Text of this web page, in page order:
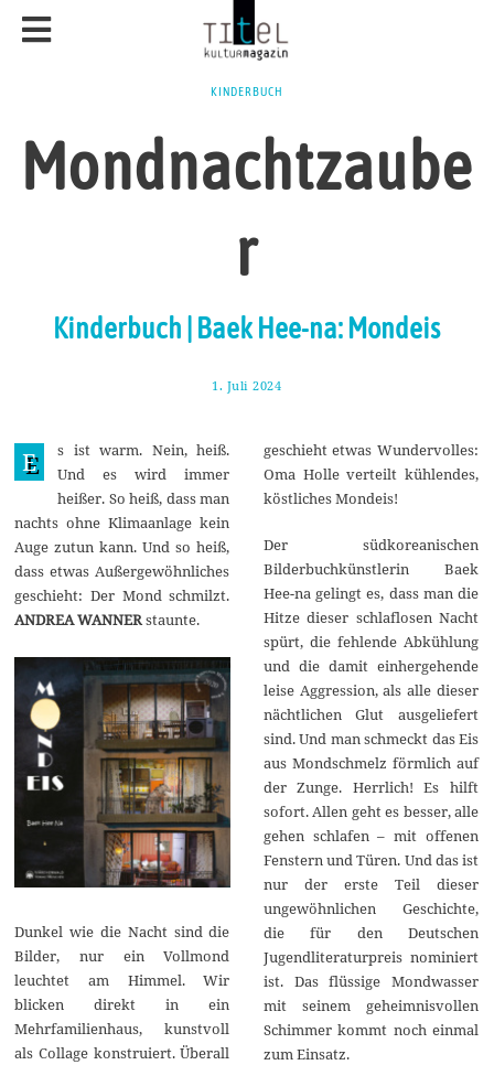
KINDERBUCH
Mondnachtzaube
r
Kinderbuch | Baek Hee-na: Mondeis
1. Juli 2024
u
i
2
4
E
s ist warm. Nein, heiß.
Und es wird immer
heißer. So heiß, dass man
nachts ohne Klimaanlage kein
Auge zutun kann. Und so heiß,
dass etwas Außergewöhnliches
geschieht: Der Mond schmilzt.
ANDREA WANNERstaunte.
Dunkel wie die Nacht sind die
Bilder, nur ein Vollmond
leuchtet am Himmel. Wir
blicken direkt in ein
Mehrfamilienhaus, kunstvoll
als Collage konstruiert. Überall
geschieht etwas Wundervolles:
Oma Holle verteilt kühlendes,
köstliches Mondeis!
Der südkoreanischen
Bilderbuchkünstlerin Baek
Hee-na gelingt es, dass man die
Hitze dieser schlaflosen Nacht
spürt, die fehlende Abkühlung
und die damit einhergehende
leise Aggression, als alle dieser
nächtlichen Glut ausgeliefert
sind. Und man schmeckt das Eis
aus Mondschmelz förmlich auf
der Zunge. Herrlich! Es hilft
sofort. Allen geht es besser, alle
gehen schlafen – mit offenen
Fenstern und Türen. Und das ist
nur der erste Teil dieser
ungewöhnlichen Geschichte,
die für den Deutschen
Jugendliteraturpreis nominiert
ist. Das flüssige Mondwasser
mit seinem geheimnisvollen
Schimmer kommt noch einmal
zum Einsatz.